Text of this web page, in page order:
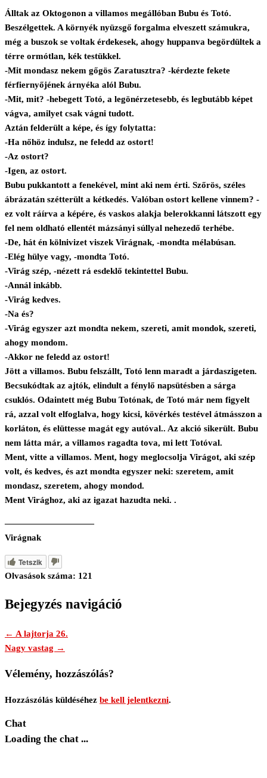
Álltak az Oktogonon a villamos megállóban Bubu és Totó.
Beszélgettek. A környék nyüzsgő forgalma elveszett számukra,
még a buszok se voltak érdekesek, ahogy huppanva begördültek a
térre ormótlan, kék testükkel.
-Mit mondasz nekem gőgös Zaratusztra? -kérdezte fekete
férfiernyőjének árnyéka alól Bubu.
-Mit, mit? -hebegett Totó, a legönérzetesebb, és legbutább képet
vágva, amilyet csak vágni tudott.
Aztán felderült a képe, és így folytatta:
-Ha nőhöz indulsz, ne feledd az ostort!
-Az ostort?
-Igen, az ostort.
Bubu pukkantott a fenekével, mint aki nem érti. Szőrös, széles
ábrázatán szétterült a kétkedés. Valóban ostort kellene vinnem? -
ez volt ráírva a képére, és vaskos alakja belerokkanni látszott egy
fel nem oldható ellentét mázsányi súllyal nehezedő terhébe.
-De, hát én kölnivizet viszek Virágnak, -mondta mélabúsan.
-Elég hülye vagy, -mondta Totó.
-Virág szép, -nézett rá esdeklő tekintettel Bubu.
-Annál inkább.
-Virág kedves.
-Na és?
-Virág egyszer azt mondta nekem, szereti, amit mondok, szereti,
ahogy mondom.
-Akkor ne feledd az ostort!
Jött a villamos. Bubu felszállt, Totó lenn maradt a járdaszigeten.
Becsukódtak az ajtók, elindult a fénylő napsütésben a sárga
csuklós. Odaintett még Bubu Totónak, de Totó már nem figyelt
rá, azzal volt elfoglalva, hogy kicsi, kövérkés testével átmásszon a
korláton, és elüttesse magát egy autóval.. Az akció sikerült. Bubu
nem látta már, a villamos ragadta tova, mi lett Totóval.
Ment, vitte a villamos. Ment, hogy meglocsolja Virágot, aki szép
volt, és kedves, és azt mondta egyszer neki: szeretem, amit
mondasz, szeretem, ahogy mondod.
Ment Virághoz, aki az igazat hazudta neki. .
——————————
Virágnak
Tetszik
Olvasások száma: 121
Bejegyzés navigáció
← A lajtorja 26.
Nagy vastag →
Vélemény, hozzászólás?
Hozzászólás küldéséhez be kell jelentkezni.
Chat
Loading the chat ...